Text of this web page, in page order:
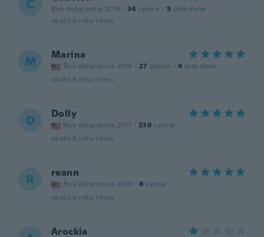
C Rok dołączenia 2019 · 34 opinie · 5 przesłane
około 6 roku temu
M Marina
Rok dołączenia 2016 · 27 opinie · 4 przesłane
około 6 roku temu
D Dolly
Rok dołączenia 2017 · 239 opinie
około 6 roku temu
R reann
Rok dołączenia 2019 · 8 opinie
około 6 roku temu
Arockia